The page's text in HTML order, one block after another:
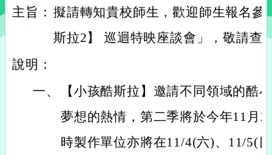
主旨： 擬請轉知貴校師生，歡迎師生報名參
斯拉2】 巡迴特映座談會」，敬請查
說明：
一、
【小孩酷斯拉】邀請不同領域的酷
夢想的熱情，第二季將於今年11月
時製作單位亦將在11/4(六)、11/5(